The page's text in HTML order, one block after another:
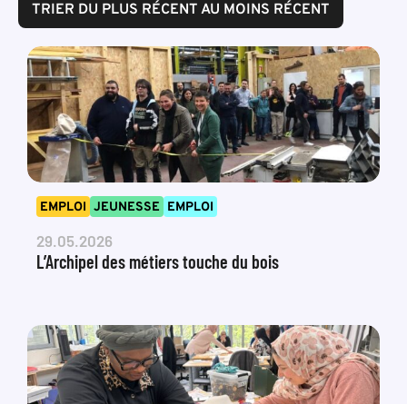
TRIER DU PLUS RÉCENT AU MOINS RÉCENT
EMPLOI JEUNESSE EMPLOI
29.05.2026
L’Archipel des métiers touche du bois